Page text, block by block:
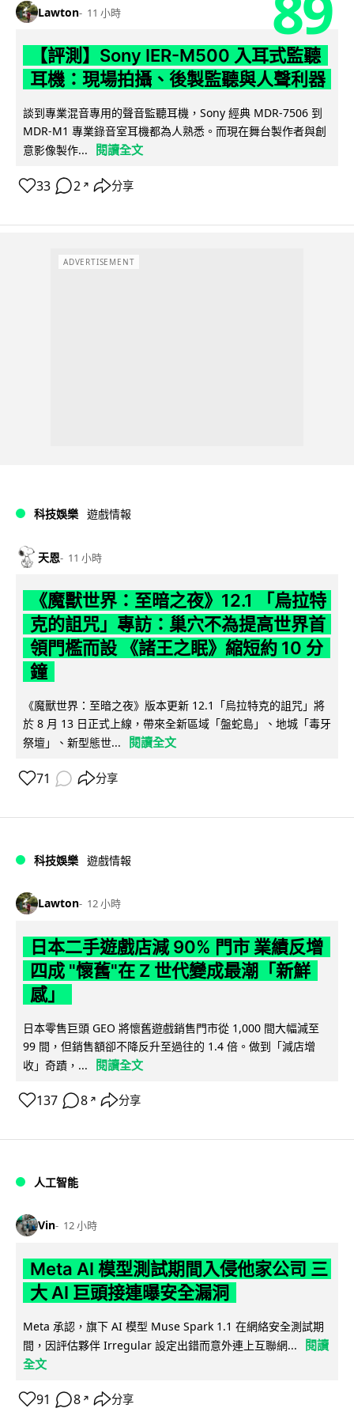
Lawton 11 小時
【評測】Sony IER-M500 入耳式監聽
耳機：現場拍攝、後製監聽與人聲利器
談到專業混音專用的聲音監聽耳機，Sony 經典 MDR-7506 到
MDR-M1 專業錄音室耳機都為人熟悉。而現在舞台製作者與創
意影像製作...
閱讀全文
33 2 ↗ 分享
ADVERTISEMENT
科技娛樂 遊戲情報
天恩 11 小時
《魔獸世界：至暗之夜》12.1 「烏拉特
克的詛咒」專訪：巢穴不為提高世界首
領門檻而設 《諸王之眠》縮短約 10 分
鐘
《魔獸世界：至暗之夜》版本更新 12.1「烏拉特克的詛咒」將
於 8 月 13 日正式上線，帶來全新區域「盤蛇島」、地城「毒牙
祭壇」、新型態世...
閱讀全文
71 分享
科技娛樂 遊戲情報
Lawton 12 小時
日本二手遊戲店減 90% 門市 業績反增
四成 "懷舊"在 Z 世代變成最潮「新鮮
感」
日本零售巨頭 GEO 將懷舊遊戲銷售門市從 1,000 間大幅減至
99 間，但銷售額卻不降反升至過往的 1.4 倍。做到「減店增
收」奇蹟，...
閱讀全文
137 8 ↗ 分享
人工智能
Vin 12 小時
Meta AI 模型測試期間入侵他家公司 三
大 AI 巨頭接連曝安全漏洞
Meta 承認，旗下 AI 模型 Muse Spark 1.1 在網絡安全測試期
間，因評估夥伴 Irregular 設定出錯而意外連上互聯網...
閱讀
全文
91 8 ↗ 分享